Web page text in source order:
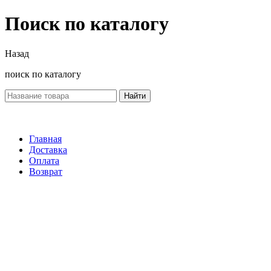
Поиск по каталогу
Назад
поиск по каталогу
Найти
Главная
Доставка
Оплата
Возврат